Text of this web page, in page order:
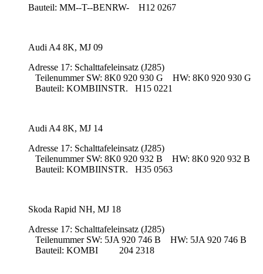
Bauteil: MM--T--BENRW- H12 0267
Audi A4 8K, MJ 09
Adresse 17: Schalttafeleinsatz (J285)
Teilenummer SW: 8K0 920 930 G HW: 8K0 920 930 G
Bauteil: KOMBIINSTR. H15 0221
Audi A4 8K, MJ 14
Adresse 17: Schalttafeleinsatz (J285)
Teilenummer SW: 8K0 920 932 B HW: 8K0 920 932 B
Bauteil: KOMBIINSTR. H35 0563
Skoda Rapid NH, MJ 18
Adresse 17: Schalttafeleinsatz (J285)
Teilenummer SW: 5JA 920 746 B HW: 5JA 920 746 B
Bauteil: KOMBI 204 2318